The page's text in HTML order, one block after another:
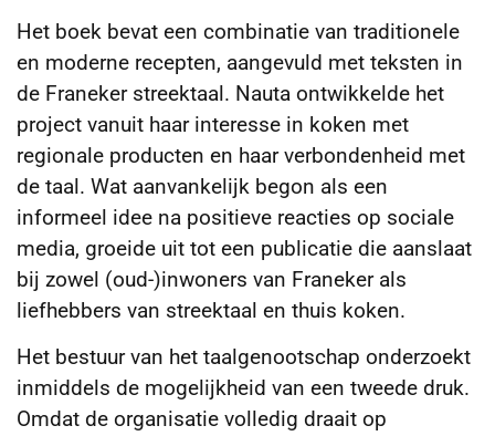
Het boek bevat een combinatie van traditionele
en moderne recepten, aangevuld met teksten in
de Franeker streektaal. Nauta ontwikkelde het
project vanuit haar interesse in koken met
regionale producten en haar verbondenheid met
de taal. Wat aanvankelijk begon als een
informeel idee na positieve reacties op sociale
media, groeide uit tot een publicatie die aanslaat
bij zowel (oud-)inwoners van Franeker als
liefhebbers van streektaal en thuis koken.
Het bestuur van het taalgenootschap onderzoekt
inmiddels de mogelijkheid van een tweede druk.
Omdat de organisatie volledig draait op